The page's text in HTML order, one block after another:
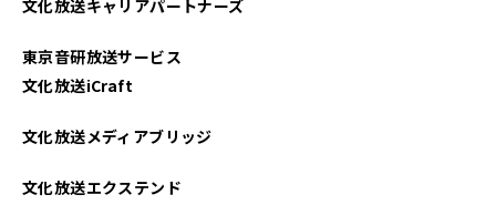
2024年04月
2024年03月
文化放送キャリアパートナーズ
東京音研放送サービス
文化放送iCraft
文化放送メディアブリッジ
文化放送エクステンド